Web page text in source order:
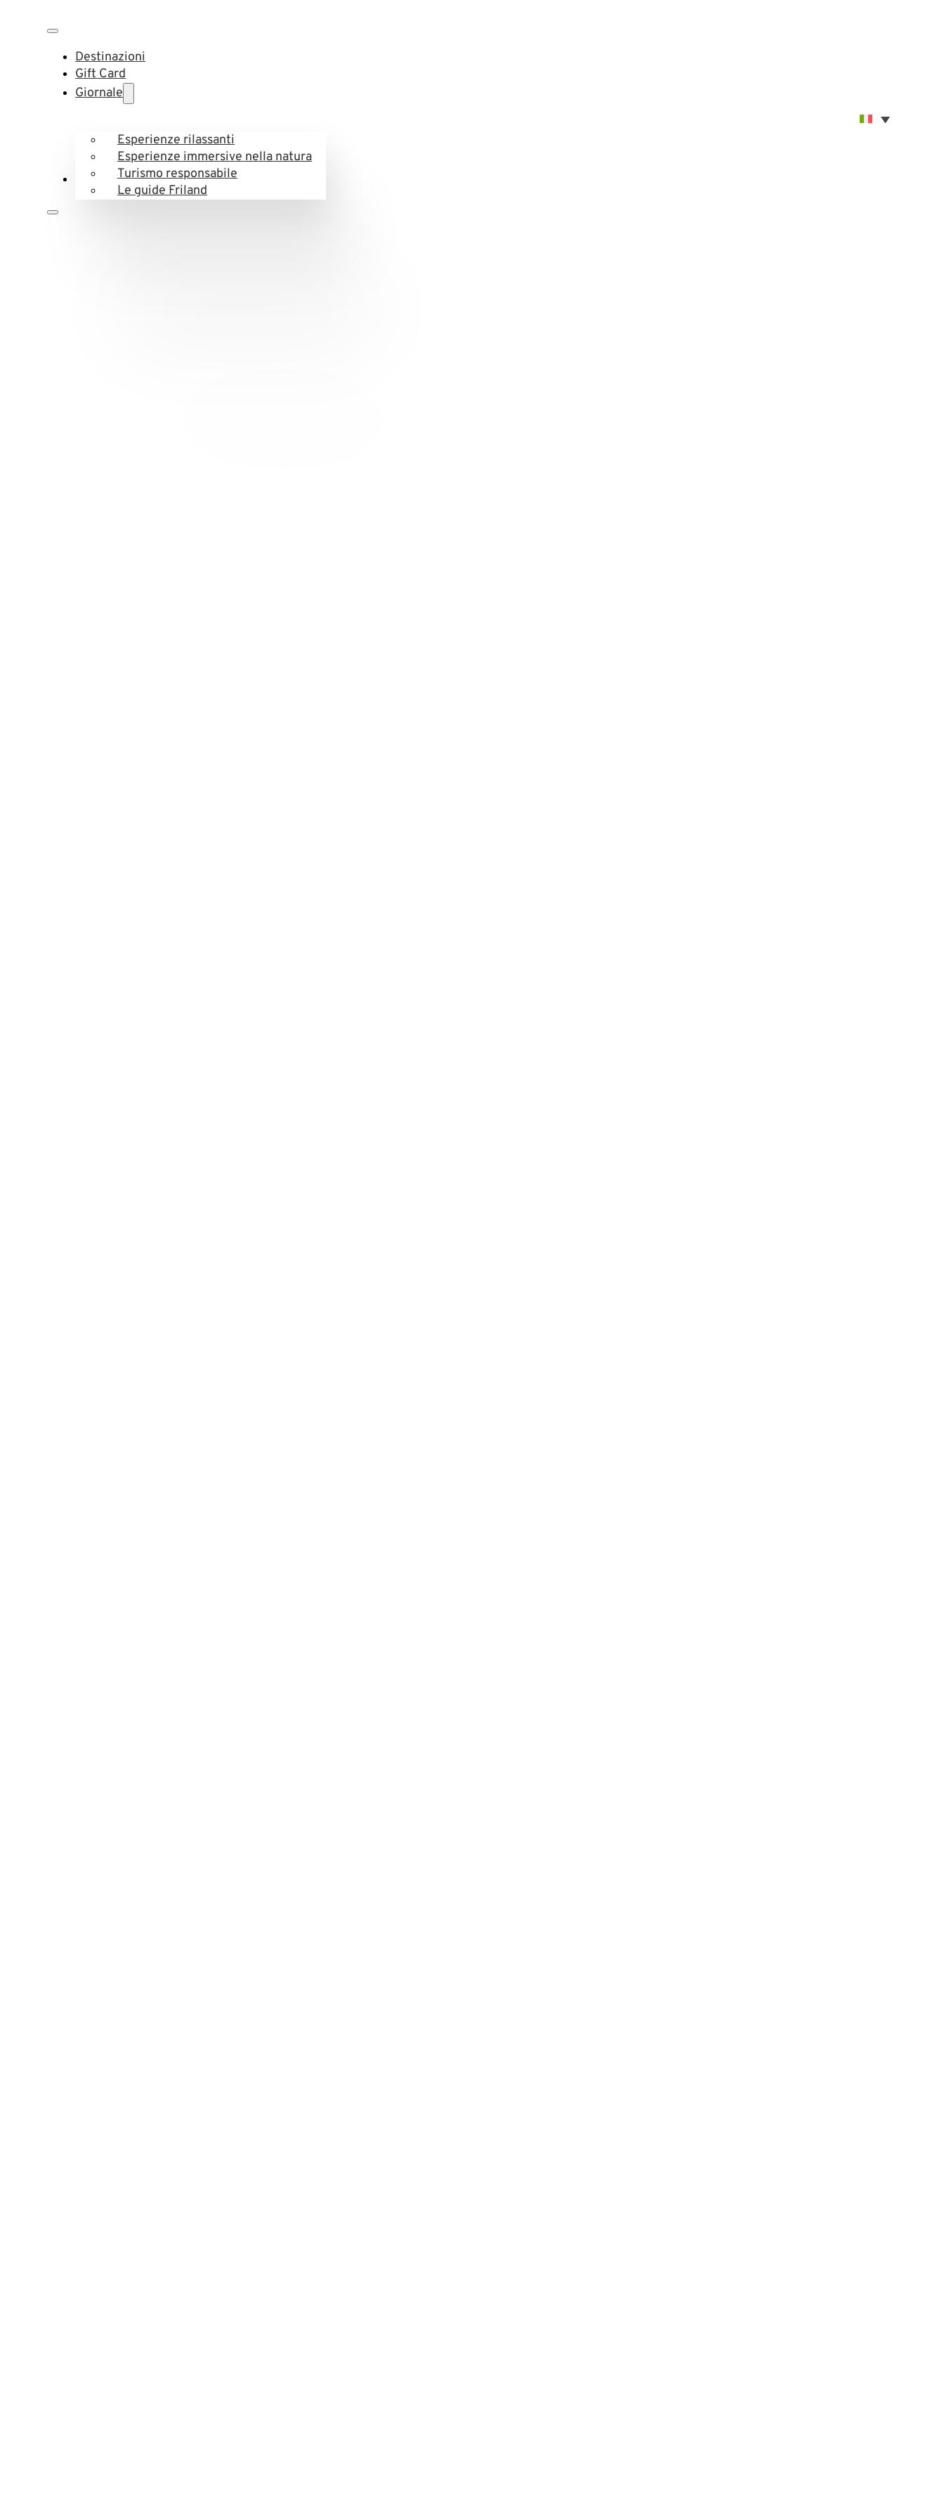
Destinazioni
Gift Card
Giornale
Esperienze rilassanti
Esperienze immersive nella natura
Turismo responsabile
Le guide Friland